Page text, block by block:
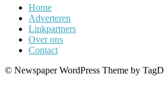
Home
Adverteren
Linkpartners
Over ons
Contact
© Newspaper WordPress Theme by